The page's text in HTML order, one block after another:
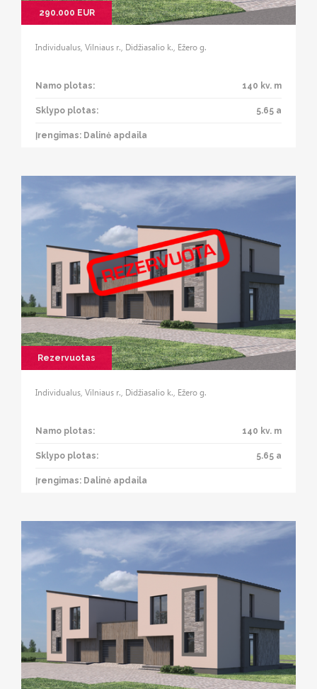
290.000 EUR
Individualus, Vilniaus r., Didžiasalio k., Ežero g.
Namo plotas: 140 kv. m
Sklypo plotas: 5.65 a
Įrengimas: Dalinė apdaila
Rezervuotas
Individualus, Vilniaus r., Didžiasalio k., Ežero g.
Namo plotas: 140 kv. m
Sklypo plotas: 5.65 a
Įrengimas: Dalinė apdaila